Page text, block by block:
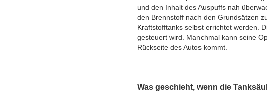
und den Inhalt des Auspuffs nah
den Brennstoff nach den Grundsätzen
Kraftstofftanks selbst errichtet werden.
gesteuert wird. Manchmal kann seine
Rückseite des Autos kommt.
Was geschieht, wenn die